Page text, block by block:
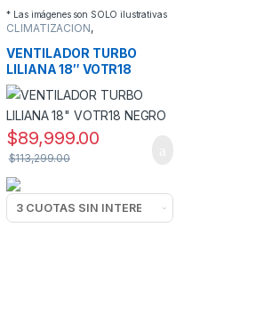
* Las imágenes son SOLO ilustrativas
CLIMATIZACION,
VENTILADOR TURBO
LILIANA 18″ VOTR18
NEGRO
$89,999.00
$113,299.00